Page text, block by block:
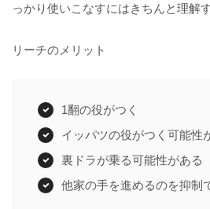
っかり使いこなすにはきちんと理解
リーチのメリット
1翻の役がつく
イッパツの役がつく可能性
裏ドラが乗る可能性がある
他家の手を進めるのを抑制